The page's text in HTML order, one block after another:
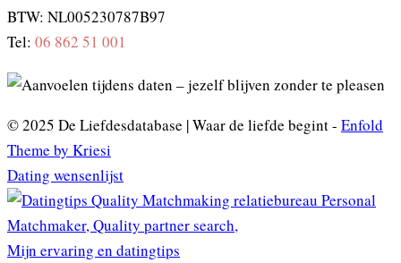
BTW: NL005230787B97
Tel: 06 862 51 001
© 2025 De Liefdesdatabase | Waar de liefde begint - Enfold
Theme by Kriesi
Dating wensenlijst
Mijn ervaring en datingtips